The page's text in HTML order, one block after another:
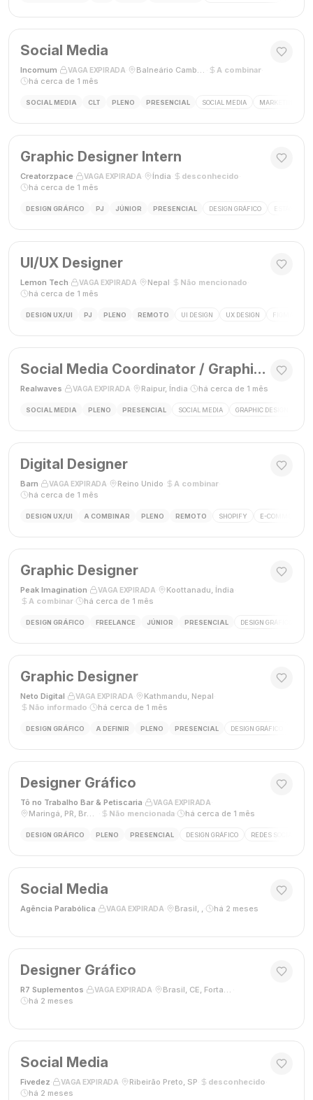
Social Media
Incomum VAGA EXPIRADA Balneário Camboriú, SC A combinar·
há cerca de 1 mês
SOCIAL MEDIA CLT PLENO PRESENCIAL SOCIAL MEDIA MARKETING
Graphic Designer Intern
Creatorzpace VAGA EXPIRADA Índia desconhecido
há cerca de 1 mês
DESIGN GRÁFICO PJ JÚNIOR PRESENCIAL DESIGN GRÁFICO ESTÁGIO
UI/UX Designer
Lemon Tech VAGA EXPIRADA Nepal Não mencionado
há cerca de 1 mês
DESIGN UX/UI PJ PLENO REMOTO UI DESIGN UX DESIGN FIGMA
Social Media Coordinator / Graphic Designer
Realwaves VAGA EXPIRADA Raipur, Índia há cerca de 1 mês
SOCIAL MEDIA PLENO PRESENCIAL SOCIAL MEDIA GRAPHIC DESIGN
Digital Designer
Barn VAGA EXPIRADA Reino Unido A combinar·
há cerca de 1 mês
DESIGN UX/UI A COMBINAR PLENO REMOTO SHOPIFY E-COMMERCE
Graphic Designer
Peak Imagination VAGA EXPIRADA Koottanadu, Índia
A combinar
há cerca de 1 mês
DESIGN GRÁFICO FREELANCE JÚNIOR PRESENCIAL DESIGN GRÁFICO
Graphic Designer
Neto Digital VAGA EXPIRADA Kathmandu, Nepal
Não informado
há cerca de 1 mês
DESIGN GRÁFICO A DEFINIR PLENO PRESENCIAL DESIGN GRÁFICO
Designer Gráfico
Tô no Trabalho Bar & Petiscaria VAGA EXPIRADA
Maringá, PR, Brasil
Não mencionada há cerca de 1 mês
DESIGN GRÁFICO PLENO PRESENCIAL DESIGN GRÁFICO REDES SOCIAIS
Social Media
Agência Parabólica VAGA EXPIRADA Brasil, , há 2 meses
Designer Gráfico
R7 Suplementos VAGA EXPIRADA Brasil, CE, Fortaleza
há 2 meses
Social Media
Fivedez VAGA EXPIRADA Ribeirão Preto, SP desconhecido
há 2 meses